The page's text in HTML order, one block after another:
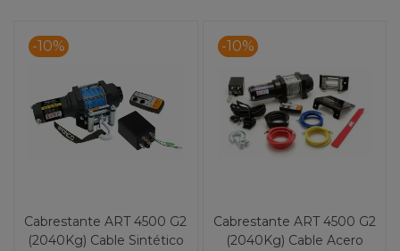
-10%
Cabrestante ART 4500 G2
(2040Kg) Cable Sintético
-10%
Cabrestante ART 4500 G2
(2040Kg) Cable Acero